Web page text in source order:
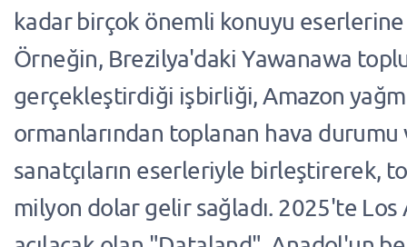
kadar birçok önemli konuyu eserlerine
Örneğin, Brezilya'daki Yawanawa
gerçekleştirdiği işbirliği, Amazon
ormanlarından toplanan hava
sanatçıların eserleriyle birleştirerek,
milyon dolar gelir sağladı. 2025'te